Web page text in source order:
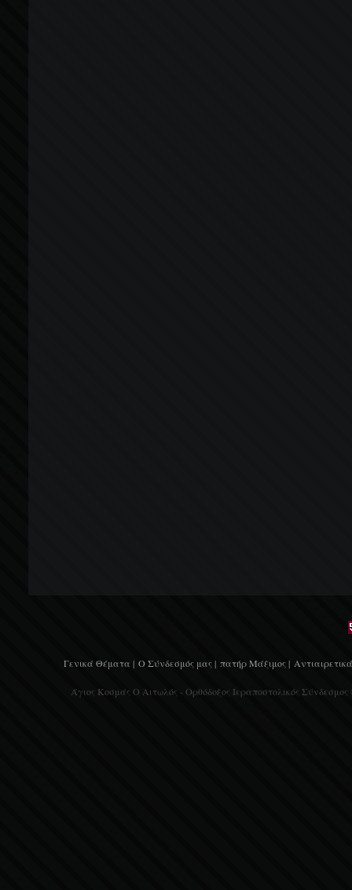
Γενικά Θέματα | Ο Σύνδεσμός μας | πατήρ Μάξιμος |
Άγιος Κοσμάς Ο Αιτωλός - Ορθόδοξος Ιεραποστολικός